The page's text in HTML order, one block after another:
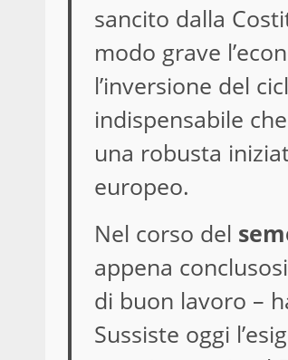
sancito dalla
modo grave
l’inversione del
indispensabile
una robusta
europeo.
Nel corso del
appena
di buon lavoro –
Sussiste oggi